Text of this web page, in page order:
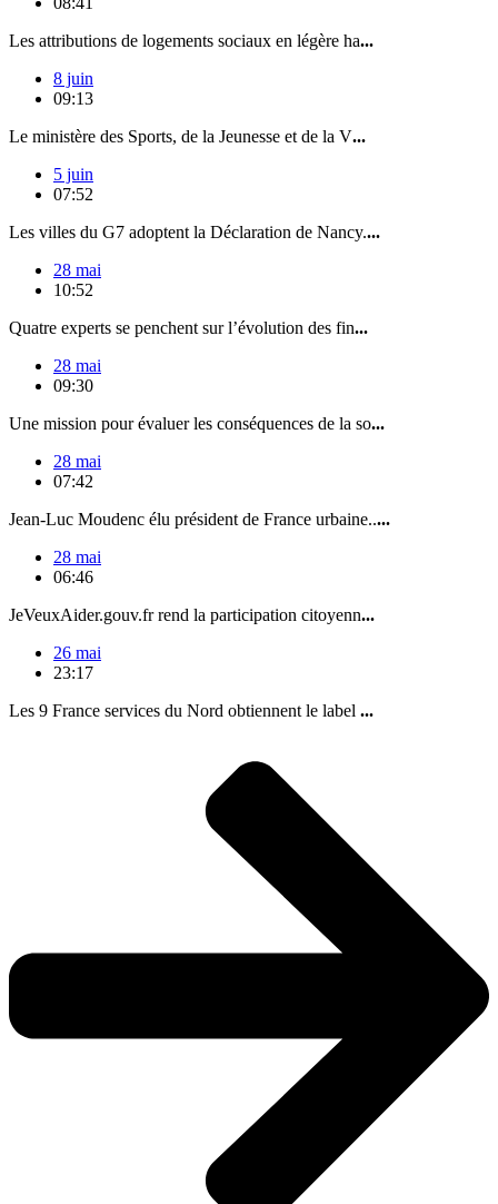
Les attributions de logements sociaux en légère ha...
8 juin
09:13
Le ministère des Sports, de la Jeunesse et de la V...
5 juin
07:52
Les villes du G7 adoptent la Déclaration de Nancy....
28 mai
10:52
Quatre experts se penchent sur l’évolution des fin...
28 mai
09:30
Une mission pour évaluer les conséquences de la so...
28 mai
07:42
Jean-Luc Moudenc élu président de France urbaine.....
28 mai
06:46
JeVeuxAider.gouv.fr rend la participation citoyenn...
26 mai
23:17
Les 9 France services du Nord obtiennent le label ...